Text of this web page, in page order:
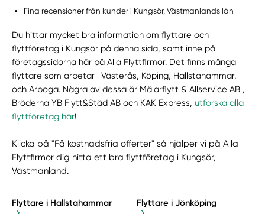
Fina recensioner från kunder i Kungsör, Västmanlands län
Du hittar mycket bra information om flyttare och
flyttföretag i Kungsör på denna sida, samt inne på
företagssidorna här på Alla Flyttfirmor. Det finns många
flyttare som arbetar i Västerås, Köping, Hallstahammar,
och Arboga. Några av dessa är Mälarflytt & Allservice AB ,
Bröderna YB Flytt&Städ AB och KAK Express,utforska alla
flyttföretag här!
Klicka på "Få kostnadsfria offerter" så hjälper vi på Alla
Flyttfirmor dig hitta ett bra flyttföretag i Kungsör,
Västmanland.
Flyttare i Hallstahammar Flyttare i Jönköping